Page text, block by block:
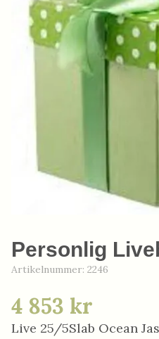
Personlig
Artikelnummer: 2246
4 853 kr
Live 25/5Slab Ocean